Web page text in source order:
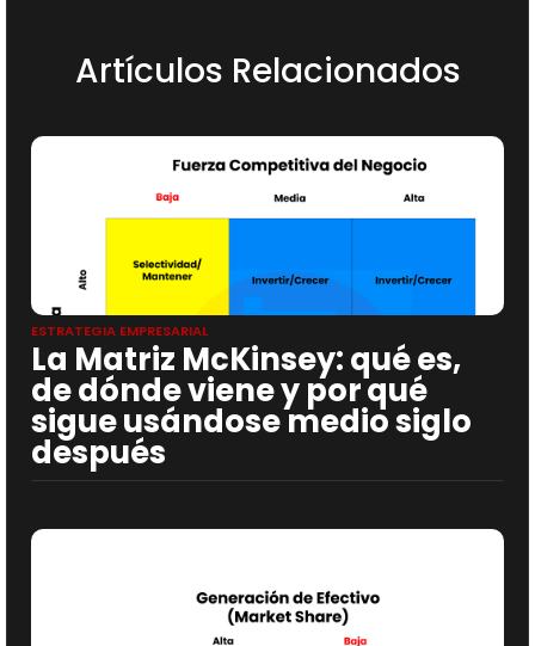
Artículos Relacionados
ESTRATEGIA EMPRESARIAL
La Matriz McKinsey: qué es,
de dónde viene y por qué
sigue usándose medio siglo
después